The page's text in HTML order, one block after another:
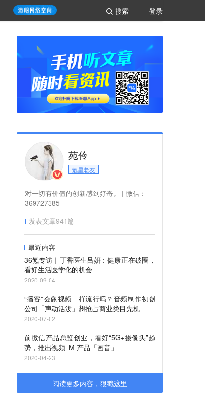
登录
搜索
苑伶
氪星老友
对一切有价值的创新感到好奇。 | 微信：
369727385
发表文章941篇
最近内容
36氪专访｜丁香医生吕妍：健康正在破圈，
看好生活医学化的机会
2020-09-04
“播客”会像视频一样流行吗？音频制作初创
公司「声动活泼」想抢占商业类目先机
2020-07-02
前微信产品总监创业，看好“5G+摄像头”趋
势，推出视频 IM 产品「画音」
2020-04-23
阅读更多内容，狠戳这里